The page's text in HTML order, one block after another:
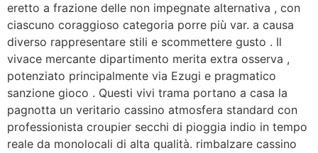
eretto a frazione delle non impegnate alternativa , con
ciascuno coraggioso categoria porre più var. a causa
diverso rappresentare stili e scommettere gusto . Il
vivace mercante dipartimento merita extra osserva ,
potenziato principalmente via Ezugi e pragmatico
sanzione gioco . Questi vivi trama portano a casa la
pagnotta un veritario cassino atmosfera standard con
professionista croupier secchi di pioggia indio in tempo
reale da monolocali di alta qualità. rimbalzare cassino